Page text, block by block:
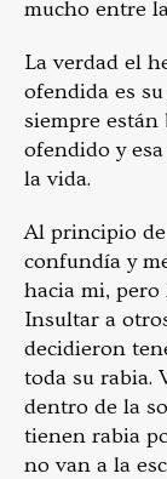
mucho entre
La verdad el
ofendida es
siempre están
ofendido y
la vida.
Al principio
confundía y
hacia mi,
Insultar a
decidieron
toda su rabia.
dentro de la
tienen rabia
no van a la